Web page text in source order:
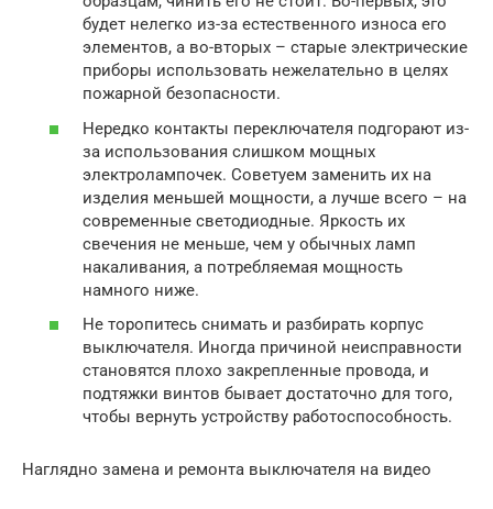
будет нелегко из-за естественного износа его
элементов, а во-вторых – старые электрические
приборы использовать нежелательно в целях
пожарной безопасности.
Нередко контакты переключателя подгорают из-
за использования слишком мощных
электролампочек. Советуем заменить их на
изделия меньшей мощности, а лучше всего – на
современные светодиодные. Яркость их
свечения не меньше, чем у обычных ламп
накаливания, а потребляемая мощность
намного ниже.
Не торопитесь снимать и разбирать корпус
выключателя. Иногда причиной неисправности
становятся плохо закрепленные провода, и
подтяжки винтов бывает достаточно для того,
чтобы вернуть устройству работоспособность.
Наглядно замена и ремонта выключателя на видео